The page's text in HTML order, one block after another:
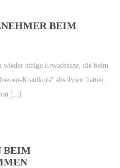
BEIM
einige Erwachsene, die beim
Kraulkurs" absolviert hatten.
[...]
BEIM